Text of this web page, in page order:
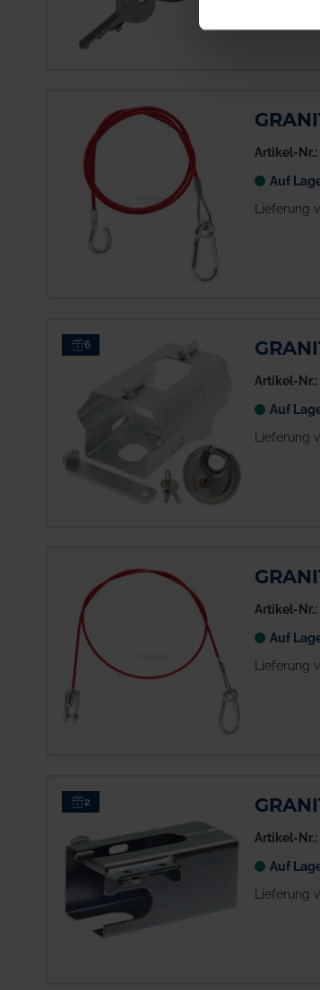
Artikel-Nr.:
Auf
Lieferung
6
Artikel-Nr.:
Auf
Lieferung
Artikel-Nr.:
Auf
Lieferung
2
Artikel-Nr.:
Auf
Lieferung